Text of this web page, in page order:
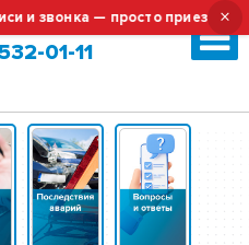
звонка — просто приезжайте!
×
город?)
01-11